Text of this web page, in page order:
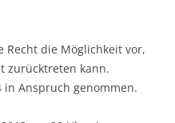
Recht die Möglichkeit vor,
zurücktreten kann.
in Anspruch genommen.